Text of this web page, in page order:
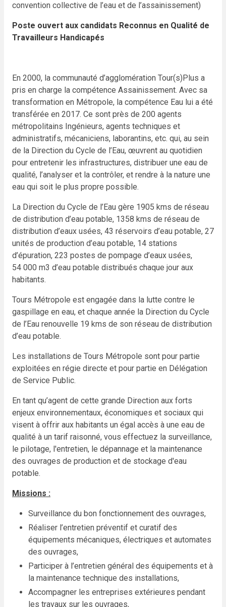
convention collective de l’eau et de l’assainissement)
Poste ouvert aux candidats Reconnus en Qualité de
Travailleurs Handicapés
En 2000, la communauté d’agglomération Tour(s)Plus a
pris en charge la compétence Assainissement. Avec sa
transformation en Métropole, la compétence Eau lui a été
transférée en 2017. Ce sont près de 200 agents
métropolitains Ingénieurs, agents techniques et
administratifs, mécaniciens, laborantins, etc. qui, au sein
de la Direction du Cycle de l’Eau, œuvrent au quotidien
pour entretenir les infrastructures, distribuer une eau de
qualité, l’analyser et la contrôler, et rendre à la nature une
eau qui soit le plus propre possible.
La Direction du Cycle de l’Eau gère 1905 kms de réseau
de distribution d’eau potable, 1358 kms de réseau de
distribution d’eaux usées, 43 réservoirs d’eau potable, 27
unités de production d’eau potable, 14 stations
d’épuration, 223 postes de pompage d’eaux usées,
54 000 m3 d’eau potable distribués chaque jour aux
habitants.
Tours Métropole est engagée dans la lutte contre le
gaspillage en eau, et chaque année la Direction du Cycle
de l’Eau renouvelle 19 kms de son réseau de distribution
d’eau potable.
Les installations de Tours Métropole sont pour partie
exploitées en régie directe et pour partie en Délégation
de Service Public.
En tant qu’agent de cette grande Direction aux forts
enjeux environnementaux, économiques et sociaux qui
visent à offrir aux habitants un égal accès à une eau de
qualité à un tarif raisonné, vous effectuez la surveillance,
le pilotage, l'entretien, le dépannage et la maintenance
des ouvrages de production et de stockage d'eau
potable.
Missions :
Surveillance du bon fonctionnement des ouvrages,
Réaliser l’entretien préventif et curatif des
équipements mécaniques, électriques et automates
des ouvrages,
Participer à l’entretien général des équipements et à
la maintenance technique des installations,
Accompagner les entreprises extérieures pendant
les travaux sur les ouvrages,